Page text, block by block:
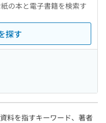
の本と電子書籍を検索す
探す
料を指すキーワード、著者